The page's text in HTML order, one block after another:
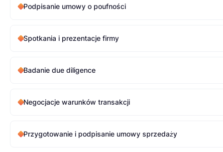
Podpisanie umowy o poufności
Spotkania i prezentacje firmy
Badanie due diligence
Negocjacje warunków transakcji
Przygotowanie i podpisanie umowy sprzedaży